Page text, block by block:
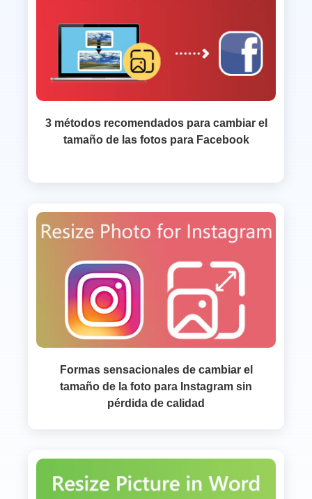
3 métodos recomendados para cambiar el
tamaño de las fotos para Facebook
Formas sensacionales de cambiar el
tamaño de la foto para Instagram sin
pérdida de calidad